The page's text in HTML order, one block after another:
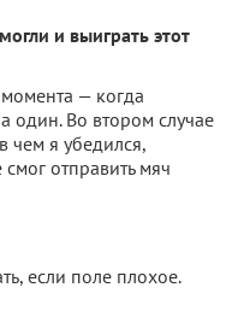
и выиграть этот
— когда
один. Во втором случае
чем я убедился,
отправить мяч
если поле плохое.